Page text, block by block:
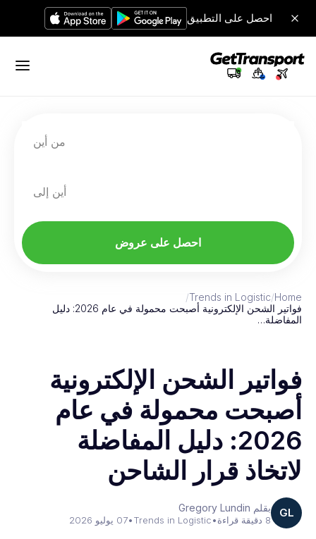
احصل على التطبيق
من أين
أين إلى
احصل على عروض
Home
/
Trends in Logistic
/
فواتير الشحن الإلكترونية أصبحت محمولة في عام 2026: دليل
المفاضلة…
فواتير الشحن الإلكترونية
أصبحت محمولة في عام
2026: دليل المفاضلة
لاتخاذ قرار الشاحن
GL بقلم Gregory Lundin
8 دقيقة قراءة •
Trends in Logistic
•07 يوليو 2026